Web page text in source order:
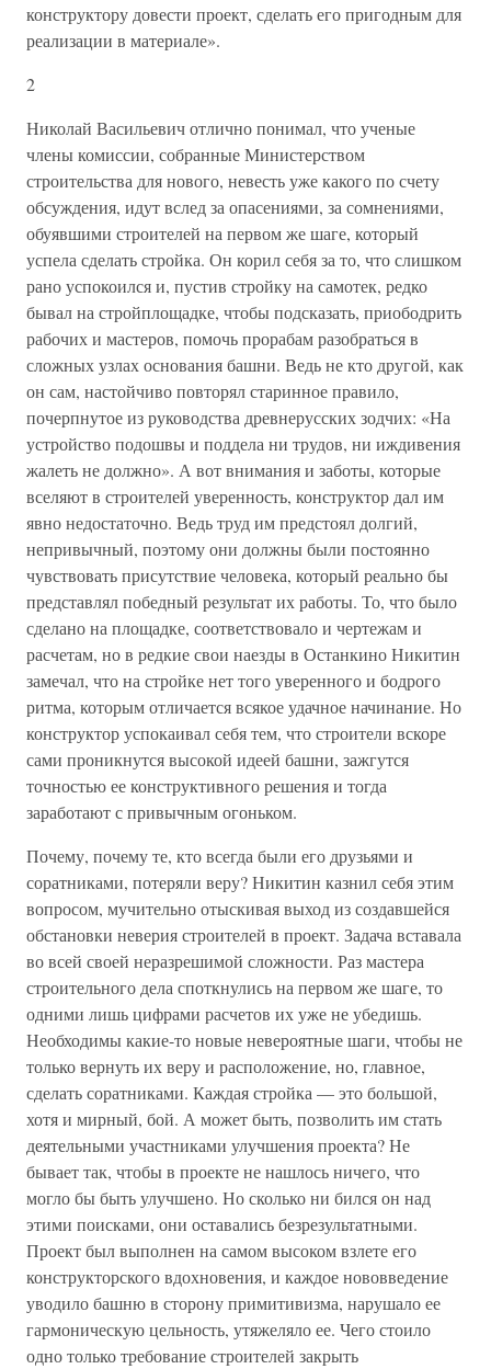
конструктору довести проект, сделать его пригодным для
реализации в материале».
2
Николай Васильевич отлично понимал, что ученые
члены комиссии, собранные Министерством
строительства для нового, невесть уже какого по счету
обсуждения, идут вслед за опасениями, за сомнениями,
обуявшими строителей на первом же шаге, который
успела сделать стройка. Он корил себя за то, что слишком
рано успокоился и, пустив стройку на самотек, редко
бывал на стройплощадке, чтобы подсказать, приободрить
рабочих и мастеров, помочь прорабам разобраться в
сложных узлах основания башни. Ведь не кто другой, как
он сам, настойчиво повторял старинное правило,
почерпнутое из руководства древнерусских зодчих: «На
устройство подошвы и поддела ни трудов, ни иждивения
жалеть не должно». А вот внимания и заботы, которые
вселяют в строителей уверенность, конструктор дал им
явно недостаточно. Ведь труд им предстоял долгий,
непривычный, поэтому они должны были постоянно
чувствовать присутствие человека, который реально бы
представлял победный результат их работы. То, что было
сделано на площадке, соответствовало и чертежам и
расчетам, но в редкие свои наезды в Останкино Никитин
замечал, что на стройке нет того уверенного и бодрого
ритма, которым отличается всякое удачное начинание. Но
конструктор успокаивал себя тем, что строители вскоре
сами проникнутся высокой идеей башни, зажгутся
точностью ее конструктивного решения и тогда
заработают с привычным огоньком.
Почему, почему те, кто всегда были его друзьями и
соратниками, потеряли веру? Никитин казнил себя этим
вопросом, мучительно отыскивая выход из создавшейся
обстановки неверия строителей в проект. Задача вставала
во всей своей неразрешимой сложности. Раз мастера
строительного дела споткнулись на первом же шаге, то
одними лишь цифрами расчетов их уже не убедишь.
Необходимы какие-то новые невероятные шаги, чтобы не
только вернуть их веру и расположение, но, главное,
сделать соратниками. Каждая стройка — это большой,
хотя и мирный, бой. А может быть, позволить им стать
деятельными участниками улучшения проекта? Не
бывает так, чтобы в проекте не нашлось ничего, что
могло бы быть улучшено. Но сколько ни бился он над
этими поисками, они оставались безрезультатными.
Проект был выполнен на самом высоком взлете его
конструкторского вдохновения, и каждое нововведение
уводило башню в сторону примитивизма, нарушало ее
гармоническую цельность, утяжеляло ее. Чего стоило
одно только требование строителей закрыть